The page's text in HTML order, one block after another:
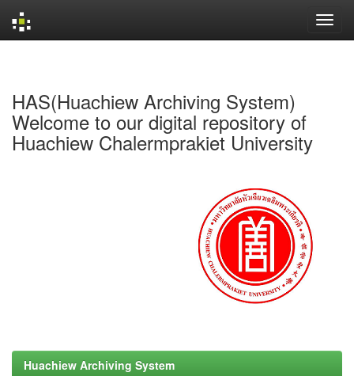
HAS(Huachiew Archiving System)
Welcome to our digital repository of
Huachiew Chalermprakiet University
Huachiew Archiving System